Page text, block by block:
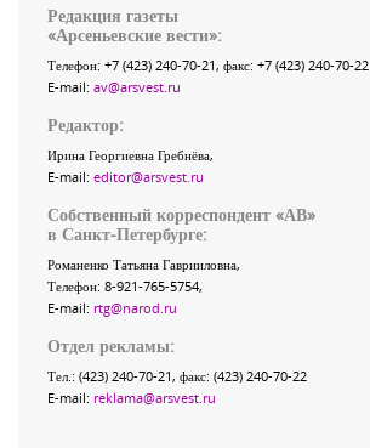
Редакция газеты
«Арсеньевские вести»:
Телефон: +7 (423) 240-70-21, факс: +7 (423) 240-70-22
E-mail: av@arsvest.ru
Редактор:
Ирина Георгиевна Гребнёва,
E-mail: editor@arsvest.ru
Собственный корреспондент «АВ»
в Санкт-Петербурге:
Романенко Татьяна Гаврииловна,
Телефон: 8-921-765-5754,
E-mail: rtg@narod.ru
Отдел рекламы:
Тел.: (423) 240-70-21, факс: (423) 240-70-22
E-mail: reklama@arsvest.ru